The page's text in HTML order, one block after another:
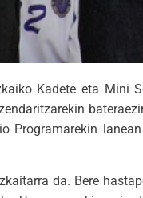
Kadete eta Mini
Programarekin
da. Bere